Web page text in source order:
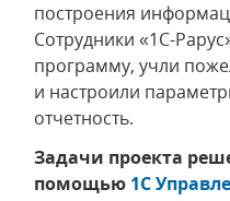
построения
Сотрудники «1С-
программу, учли
и настроили
отчетность.
Задачи проекта
помощью 1С